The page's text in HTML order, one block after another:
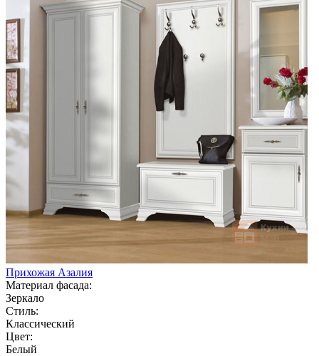
Прихожая Азалия
Материал фасада:
Зеркало
Стиль:
Классический
Цвет:
Белый